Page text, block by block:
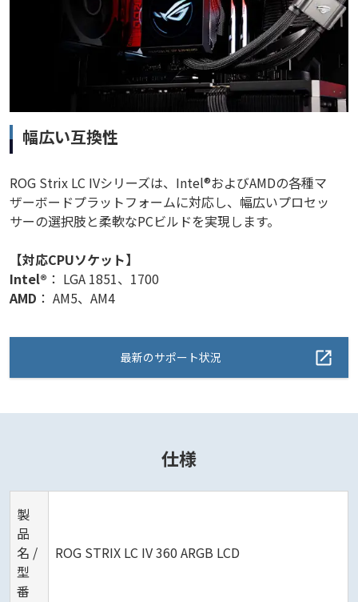
幅広い互換性
ROG Strix LC IVシリーズは、Intel®およびAMDの各種マ
ザーボードプラットフォームに対応し、幅広いプロセッ
サーの選択肢と柔軟なPCビルドを実現します。
【対応CPUソケット】
Intel® ： LGA 1851、1700
AMD ： AM5、AM4
最新のサポート状況
仕様
製
品
名 /
型
番
ROG STRIX LC IV 360 ARGB LCD